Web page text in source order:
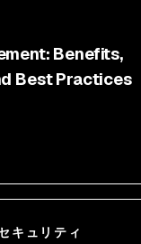
Benefits,
Best Practices
キュリティ